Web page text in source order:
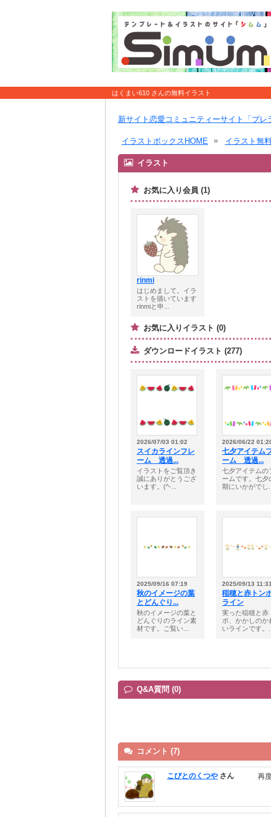
はくまい610 さんの無料イラスト
新サイト恋愛コミュニティーサイト「ブレ
イラストボックスHOME イラスト無
イラスト
お気に入り会員 (1)
rinmi
はじめまして。イラ
ストを描いています
rinmiと申...
お気に入りイラスト (0)
ダウンロードイラスト (277)
2026/07/03 01:02
スイカラインフレ
ーム 透過...
イラストをご覧頂き
誠にありがとうござ
います。(^-...
2026/06/22
七夕アイテム
ーム 透過...
七夕アイテムの
ームです。七夕
期にいかがでし
2025/09/16 07:19
秋のイメージの葉
とどんぐり...
秋のイメージの葉と
どんぐりのライン素
材です。ご覧い...
2025/09/13
稲穂と赤トン
ライン
実った稲穂と赤
ボ、かかしのか
いラインです。
Q&A質問 (0)
コメント (7)
こびとのくつや さん 再